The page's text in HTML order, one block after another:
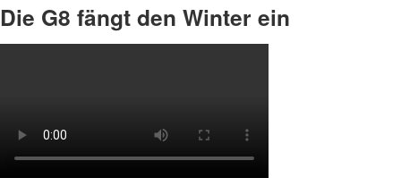
Die G8 fängt den Winter ein